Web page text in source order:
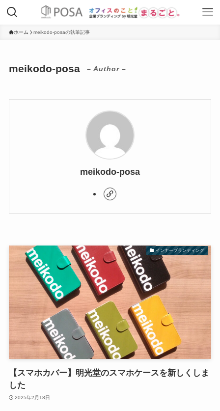
ホーム meikodo-posaの執筆記事
meikodo-posa – Author –
meikodo-posa
インナーブランディング
【スマホカバー】明光堂のスマホケースを新しくしま
した
2025年2月18日